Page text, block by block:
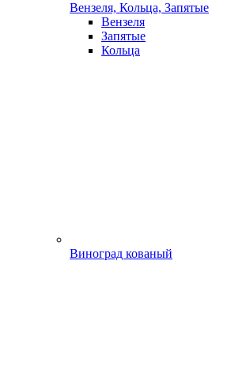
Вензеля, Кольца, Запятые
Вензеля
Запятые
Кольца
Виноград кованый